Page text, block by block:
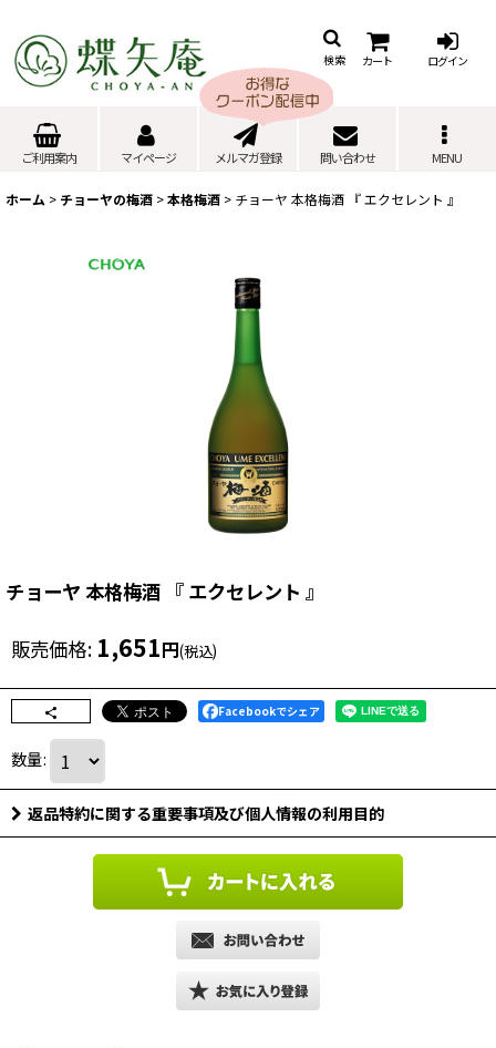
検索 カート ログイン
ご利用案内 マイページ メルマガ登録 問い合わせ MENU
ホーム > チョーヤの梅酒 >本格梅酒 > チョーヤ 本格梅酒 『 エクセレント 』
チョーヤ 本格梅酒 『 エクセレント 』
販売価格: 1,651円(税込)
Facebookでシェア
数量:
返品特約に関する重要事項及び個人情報の利用目的